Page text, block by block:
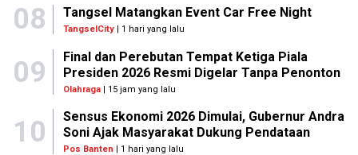
08 Tangsel Matangkan Event Car Free Night
TangselCity | 1 hari yang lalu
09
Final dan Perebutan Tempat Ketiga Piala
Presiden 2026 Resmi Digelar Tanpa Penonton
Olahraga| 15 jam yang lalu
10
Sensus Ekonomi 2026 Dimulai, Gubernur Andra
Soni Ajak Masyarakat Dukung Pendataan
Pos Banten | 1 hari yang lalu